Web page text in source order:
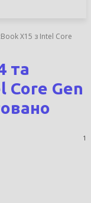
X15 з Intel Core
та
Core Gen
1